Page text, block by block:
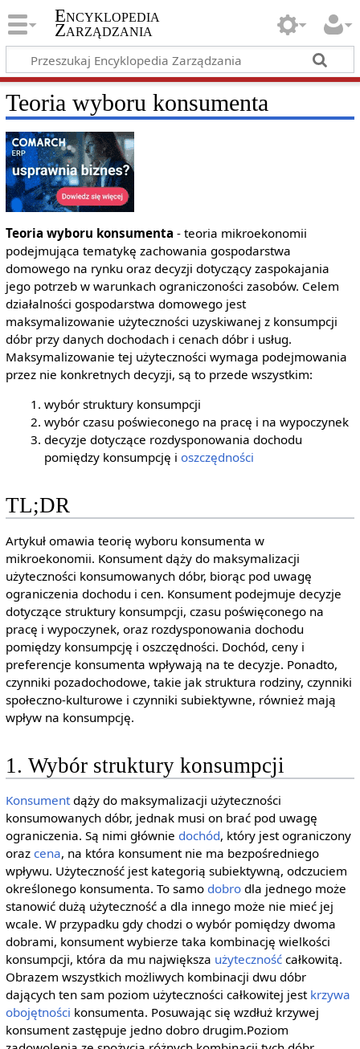
Encyklopedia
Zarządzania
Teoria wyboru konsumenta
Teoria wyboru konsumenta - teoria mikroekonomii
podejmująca tematykę zachowania gospodarstwa
domowego na rynku oraz decyzji dotyczący zaspokajania
jego potrzeb w warunkach ograniczoności zasobów. Celem
działalności gospodarstwa domowego jest
maksymalizowanie użyteczności uzyskiwanej z konsumpcji
dóbr przy danych dochodach i cenach dóbr i usług.
Maksymalizowanie tej użyteczności wymaga podejmowania
przez nie konkretnych decyzji, są to przede wszystkim:
wybór struktury konsumpcji
wybór czasu poświeconego na pracę i na wypoczynek
decyzje dotyczące rozdysponowania dochodu
pomiędzy konsumpcję ioszczędności
TL;DR
Artykuł omawia teorię wyboru konsumenta w
mikroekonomii. Konsument dąży do maksymalizacji
użyteczności konsumowanych dóbr, biorąc pod uwagę
ograniczenia dochodu i cen. Konsument podejmuje decyzje
dotyczące struktury konsumpcji, czasu poświęconego na
pracę i wypoczynek, oraz rozdysponowania dochodu
pomiędzy konsumpcję i oszczędności. Dochód, ceny i
preferencje konsumenta wpływają na te decyzje. Ponadto,
czynniki pozadochodowe, takie jak struktura rodziny, czynniki
społeczno-kulturowe i czynniki subiektywne, również mają
wpływ na konsumpcję.
1. Wybór struktury konsumpcji
Konsumentdąży do maksymalizacji użyteczności
konsumowanych dóbr, jednak musi on brać pod uwagę
ograniczenia. Są nimi głównie dochód, który jest ograniczony
oraz cena, na która konsument nie ma bezpośredniego
wpływu. Użyteczność jest kategorią subiektywną, odczuciem
określonego konsumenta. To samo dobrodla jednego może
stanowić dużą użyteczność a dla innego może nie mieć jej
wcale. W przypadku gdy chodzi o wybór pomiędzy dwoma
dobrami, konsument wybierze taka kombinację wielkości
konsumpcji, która da mu największa użytecznośćcałkowitą.
Obrazem wszystkich możliwych kombinacji dwu dóbr
dających ten sam poziom użyteczności całkowitej jest krzywa
obojętności konsumenta. Posuwając się wzdłuż krzywej
konsument zastępuje jedno dobro drugim.Poziom